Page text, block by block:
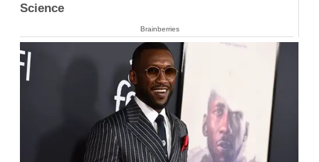
Science
Brainberries